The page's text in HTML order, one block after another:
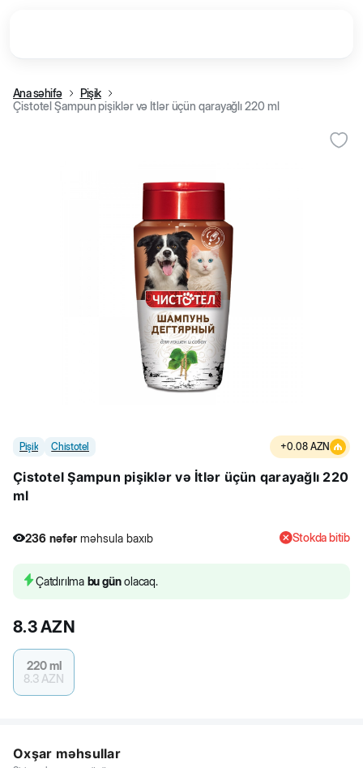
Ana səhifə
Pişik
Çistotel Şampun pişiklər və İtlər üçün qarayağlı 220 ml
Pişik Chistotel +0.08 AZN
Çistotel Şampun pişiklər və İtlər üçün qarayağlı 220
ml
236 nəfər məhsula baxıb
236 nəfər məhsula baxıb
Stokda bitib
Çatdırılma bu günolacaq.
8.3AZN
220 ml
8.3 AZN
Oxşar məhsullar